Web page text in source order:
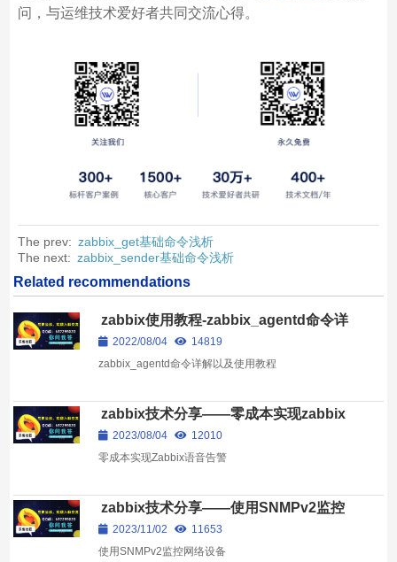
问，与运维技术爱好者共同交流心得。
The prev: zabbix_get基础命令浅析
The next: zabbix_sender基础命令浅析
Related recommendations
zabbix使用教程-zabbix_agentd命令详
解2022/08/04
14819
zabbix_agentd命令详解以及使用教程
zabbix技术分享——零成本实现zabbix
语音告警
2023/08/04
12010
零成本实现Zabbix语音告警
zabbix技术分享——使用SNMPv2监控
网络设备
2023/11/02
11653
使用SNMPv2监控网络设备